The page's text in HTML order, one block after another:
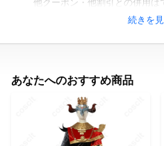
お釣りは出ません
キャンセル時の取扱い
ご注文をキャンセルされた場
は「マイクーポン」へ自動返
返還時点で残っている日数が
続きを
あなたへのおすすめ商品